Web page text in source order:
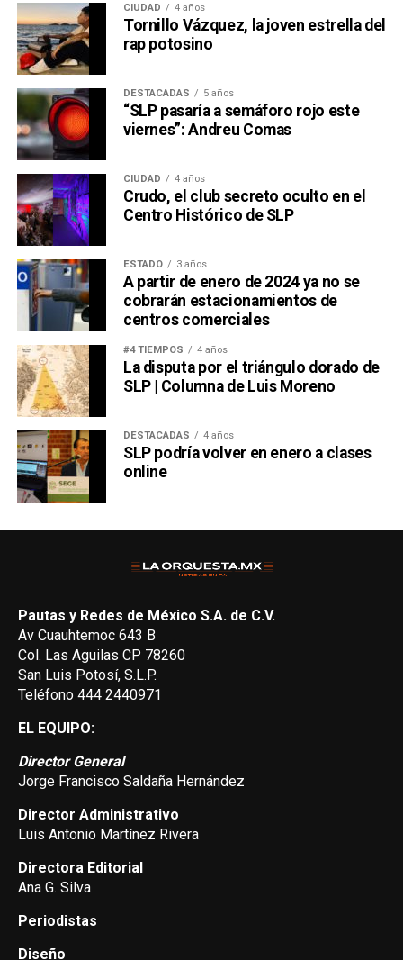
CIUDAD 4 años
Tornillo Vázquez, la joven estrella del
rap potosino
DESTACADAS 5 años
“SLP pasaría a semáforo rojo este
viernes”: Andreu Comas
CIUDAD 4 años
Crudo, el club secreto oculto en el
Centro Histórico de SLP
ESTADO 3 años
A partir de enero de 2024 ya no se
cobrarán estacionamientos de
centros comerciales
#4 TIEMPOS 4 años
La disputa por el triángulo dorado de
SLP | Columna de Luis Moreno
DESTACADAS 4 años
SLP podría volver en enero a clases
online
Pautas y Redes de México S.A. de C.V.
Av Cuauhtemoc 643 B
Col. Las Aguilas CP 78260
San Luis Potosí, S.L.P.
Teléfono 444 2440971
EL EQUIPO:
Director General
Jorge Francisco Saldaña Hernández
Director Administrativo
Luis Antonio Martínez Rivera
Directora Editorial
Ana G. Silva
Periodistas
Diseño